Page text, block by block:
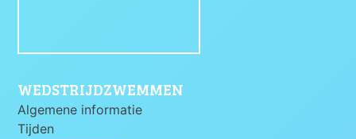
WEDSTRIJDZWEMMEN
Algemene informatie
Tijden